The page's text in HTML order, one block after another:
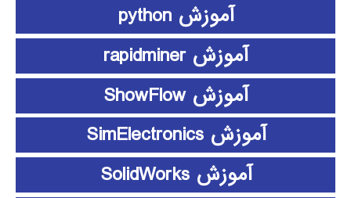
آموزش python
آموزش rapidminer
آموزش ShowFlow
آموزش SimElectronics
آموزش SolidWorks